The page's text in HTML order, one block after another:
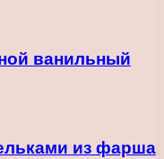
ванильный
из фарша